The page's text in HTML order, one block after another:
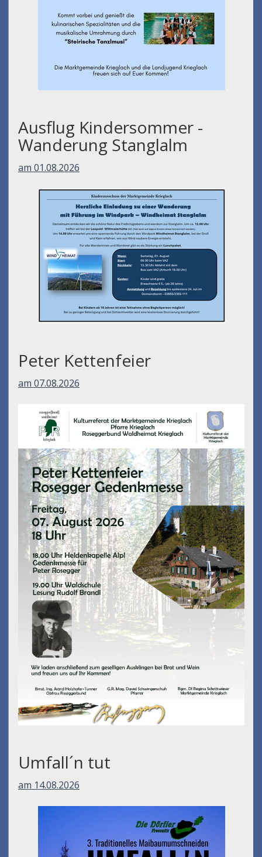
Ausflug Kindersommer -
Wanderung Stanglalm
am 01.08.2026
Peter Kettenfeier
am 07.08.2026
Umfall´n tut
am 14.08.2026